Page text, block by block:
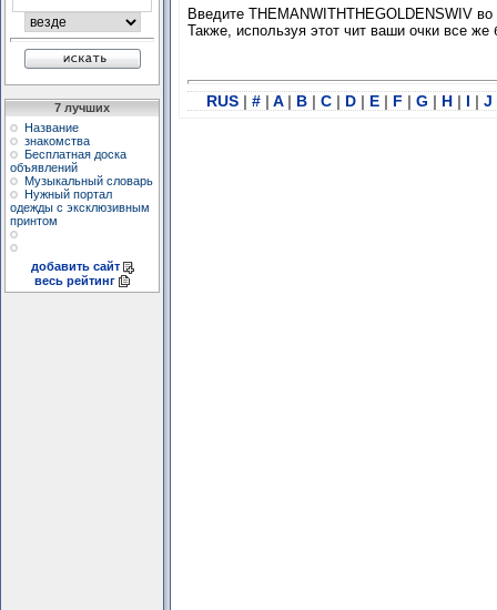
7 лучших
Название
знакомства
Бесплатная доска
объявлений
Музыкальный словарь
Нужный портал
одежды с эксклюзивным
принтом
добавить сайт
весь рейтинг
Введите THEMANWITHTHEGOLDENSWIV
Также, используя этот чит ваши очки все же
RUS | # | A | B | C | D | E | F | G | H | I | J